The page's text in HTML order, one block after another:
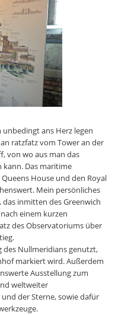
unbedingt ans Herz legen
ratzfatz vom Tower an der
von wo aus man das
kann. Das maritime
Queens House und den Royal
Mein persönliches
, das inmitten des Greenwich
einem kurzen
des Observatoriums über
des Nullmeridians genutzt,
markiert wird. Außerdem
Ausstellung zum
weltweiter
der Sterne, sowie dafür